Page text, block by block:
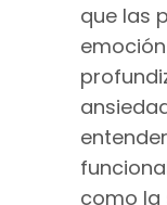
que las
como la